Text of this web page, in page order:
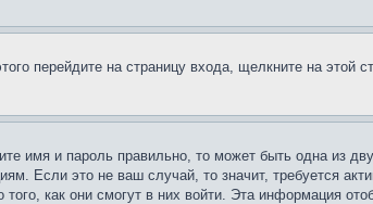
перейдите на страницу входа, щелкните на этой
имя и пароль правильно, то может быть одна из
Если это не ваш случай, то значит, требуется
как они смогут в них войти. Эта информация